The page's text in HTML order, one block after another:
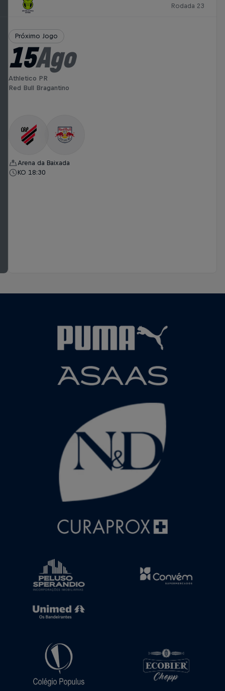
Rodada 23
Próximo Jogo
15Ago
Athletico PR
Red Bull Bragantino
Arena da Baixada
KO 18:30